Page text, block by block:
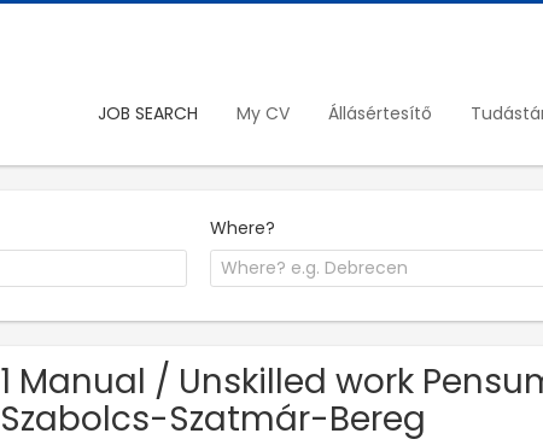
JOB SEARCH My CV Állásértesítő
Where?
1 Manual / Unskilled work
Szabolcs-Szatmár-Bereg